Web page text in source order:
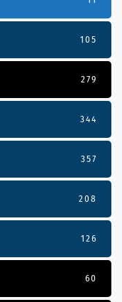
105
279
344
357
208
126
60